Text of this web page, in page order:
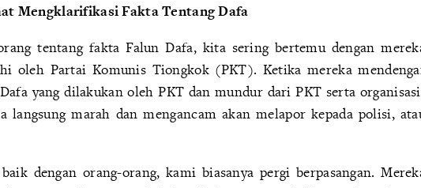
Mengklarifikasi Fakta Tentang Dafa
tentang fakta Falun Dafa, kita sering bertemu dengan
oleh Partai Komunis Tiongkok (PKT). Ketika mereka
yang dilakukan oleh PKT dan mundur dari PKT serta
langsung marah dan mengancam akan melapor kepada polisi,
dengan orang-orang, kami biasanya pergi berpasangan.